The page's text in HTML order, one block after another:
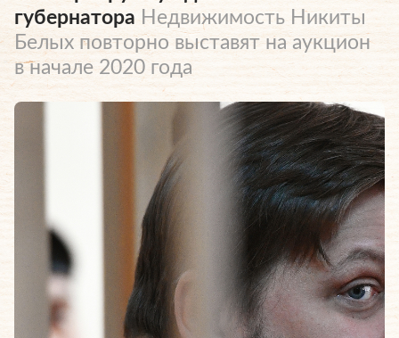
губернатора Недвижимость Никиты
Белых повторно выставят на аукцион
в начале 2020 года